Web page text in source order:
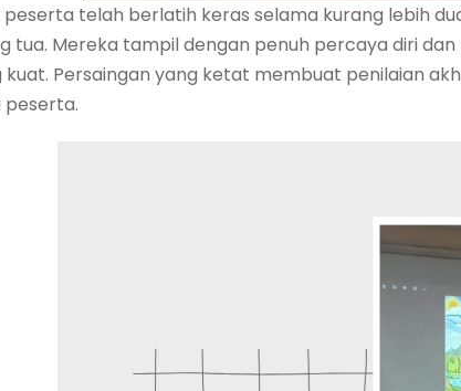
peserta telah berlatih keras selama kurang lebih
tua. Mereka tampil dengan penuh percaya diri
kuat. Persaingan yang ketat membuat penilaian
peserta.